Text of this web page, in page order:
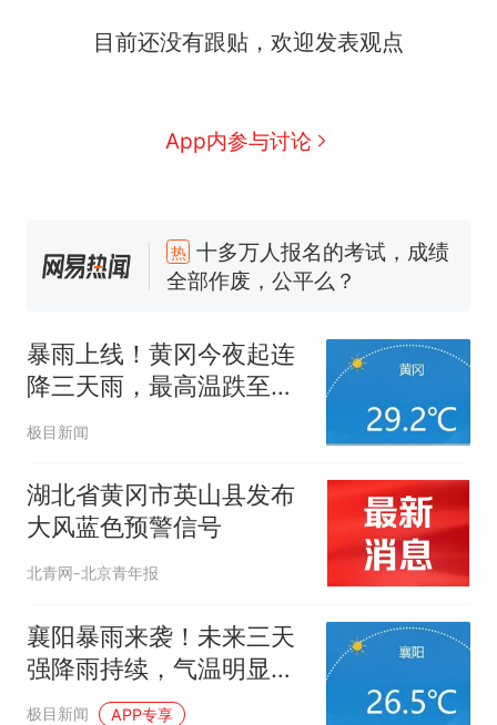
目前还没有跟贴，欢迎发表观点
App内参与讨论
全部作废，公平么？
新 全球唯一没有法定首都的国
国大使骑行绕了几乎整个国境
线一圈，还曾两次到中国寻根
搬家报价570元，搬到楼下交
5060元才肯搬上楼！女子傻眼
了……
视频丨只要一枚命中就能让航
母瘫痪 轰-6J实力有多强？
空调24小时开着反而更省电？
电力部门回应
佛山一中学招聘物理教师，笔
试前13名均遭淘汰？教育局：
已叫停招聘，成立调查组全面
十多万人报名的考试，成绩
暴雨上线！黄冈今夜起连
降三天雨，最高温跌至
28℃
极目新闻
湖北省黄冈市英山县发布
大风蓝色预警信号
北青网-北京青年报
襄阳暴雨来袭！未来三天
强降雨持续，气温明显下
降
极目新闻 APP专享